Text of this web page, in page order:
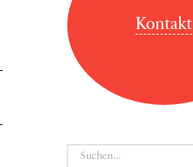
Kontakt
Suche